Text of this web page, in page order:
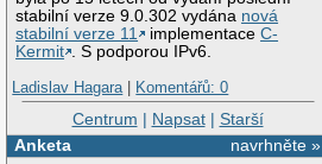
stabilní verze 9.0.302 vydána nová
stabilní verze 11
implementaceC-
Kermit . S podporou IPv6.
Ladislav Hagara| Komentářů: 0
Centrum | Napsat| Starší
navrhněte »
Anketa